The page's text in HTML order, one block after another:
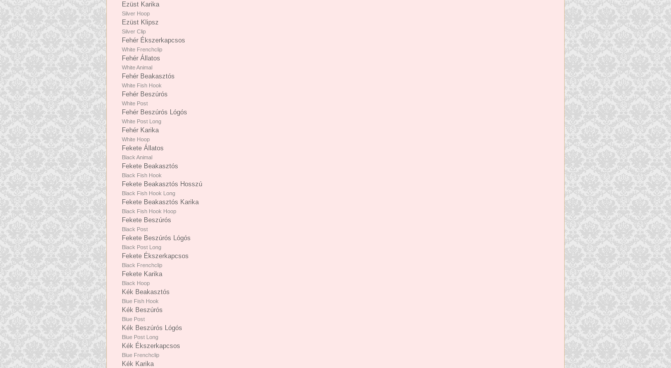
Ezüst Karika
Silver Hoop
Ezüst Klipsz
Silver Clip
Fehér Ékszerkapcsos
White Frenchclip
Fehér Állatos
White Animal
Fehér Beakasztós
White Fish Hook
Fehér Beszúrós
White Post
Fehér Beszúrós Lógós
White Post Long
Fehér Karika
White Hoop
Fekete Állatos
Black Animal
Fekete Beakasztós
Black Fish Hook
Fekete Beakasztós Hosszú
Black Fish Hook Long
Fekete Beakasztós Karika
Black Fish Hook Hoop
Fekete Beszúrós
Black Post
Fekete Beszúrós Lógós
Black Post Long
Fekete Ékszerkapcsos
Black Frenchclip
Fekete Karika
Black Hoop
Kék Beakasztós
Blue Fish Hook
Kék Beszúrós
Blue Post
Kék Beszúrós Lógós
Blue Post Long
Kék Ékszerkapcsos
Blue Frenchclip
Kék Karika